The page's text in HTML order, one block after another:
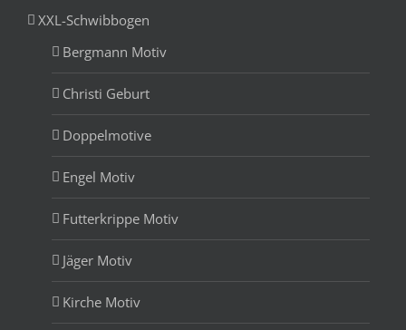
XXL-Schwibbogen
Bergmann Motiv
Christi Geburt
Doppelmotive
Engel Motiv
Futterkrippe Motiv
Jäger Motiv
Kirche Motiv